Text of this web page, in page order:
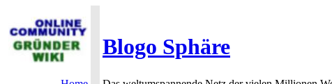
Blogo Sphäre